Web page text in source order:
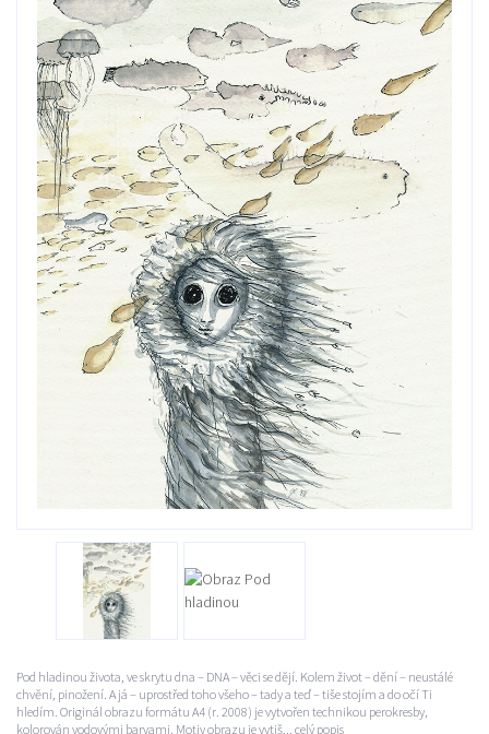
Pod hladinou života, ve skrytu dna – DNA – věci se dějí. Kolem život – dění – neustálé
chvění, pinožení. A já – uprostřed toho všeho – tady a teď – tiše stojím a do očí Ti
hledím. Originál obrazu formátu A4 (r. 2008) je vytvořen technikou perokresby,
kolorován vodovými barvami. Motiv obrazu je vytiš... celý popis